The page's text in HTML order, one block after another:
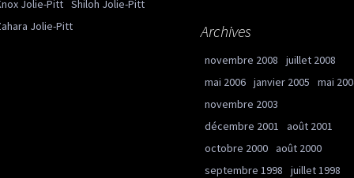
Jolie-Pitt Shiloh Jolie-Pitt
Jolie-Pitt
Archives
novembre 2008
juillet 2008
mai 2006 janvier 2005
mai
novembre 2003
décembre 2001
août 2001
octobre 2000 août 2000
septembre 1998
juillet 1998